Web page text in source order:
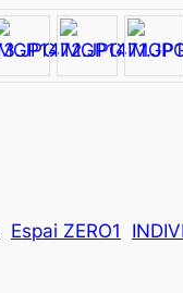
Espai ZERO1